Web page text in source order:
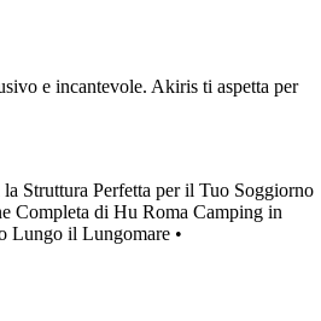
e incantevole. Akiris ti aspetta per
Struttura Perfetta per il Tuo Soggiorno
Completa di Hu Roma Camping in
Lungo il Lungomare •